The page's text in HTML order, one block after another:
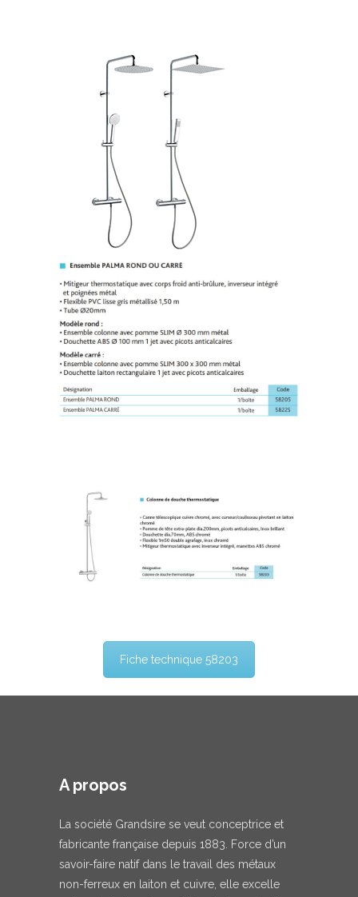
Fiche technique 58203
A propos
La société Grandsire se veut conceptrice et
fabricante française depuis 1883. Force d’un
savoir-faire natif dans le travail des métaux
non-ferreux en laiton et cuivre, elle excelle